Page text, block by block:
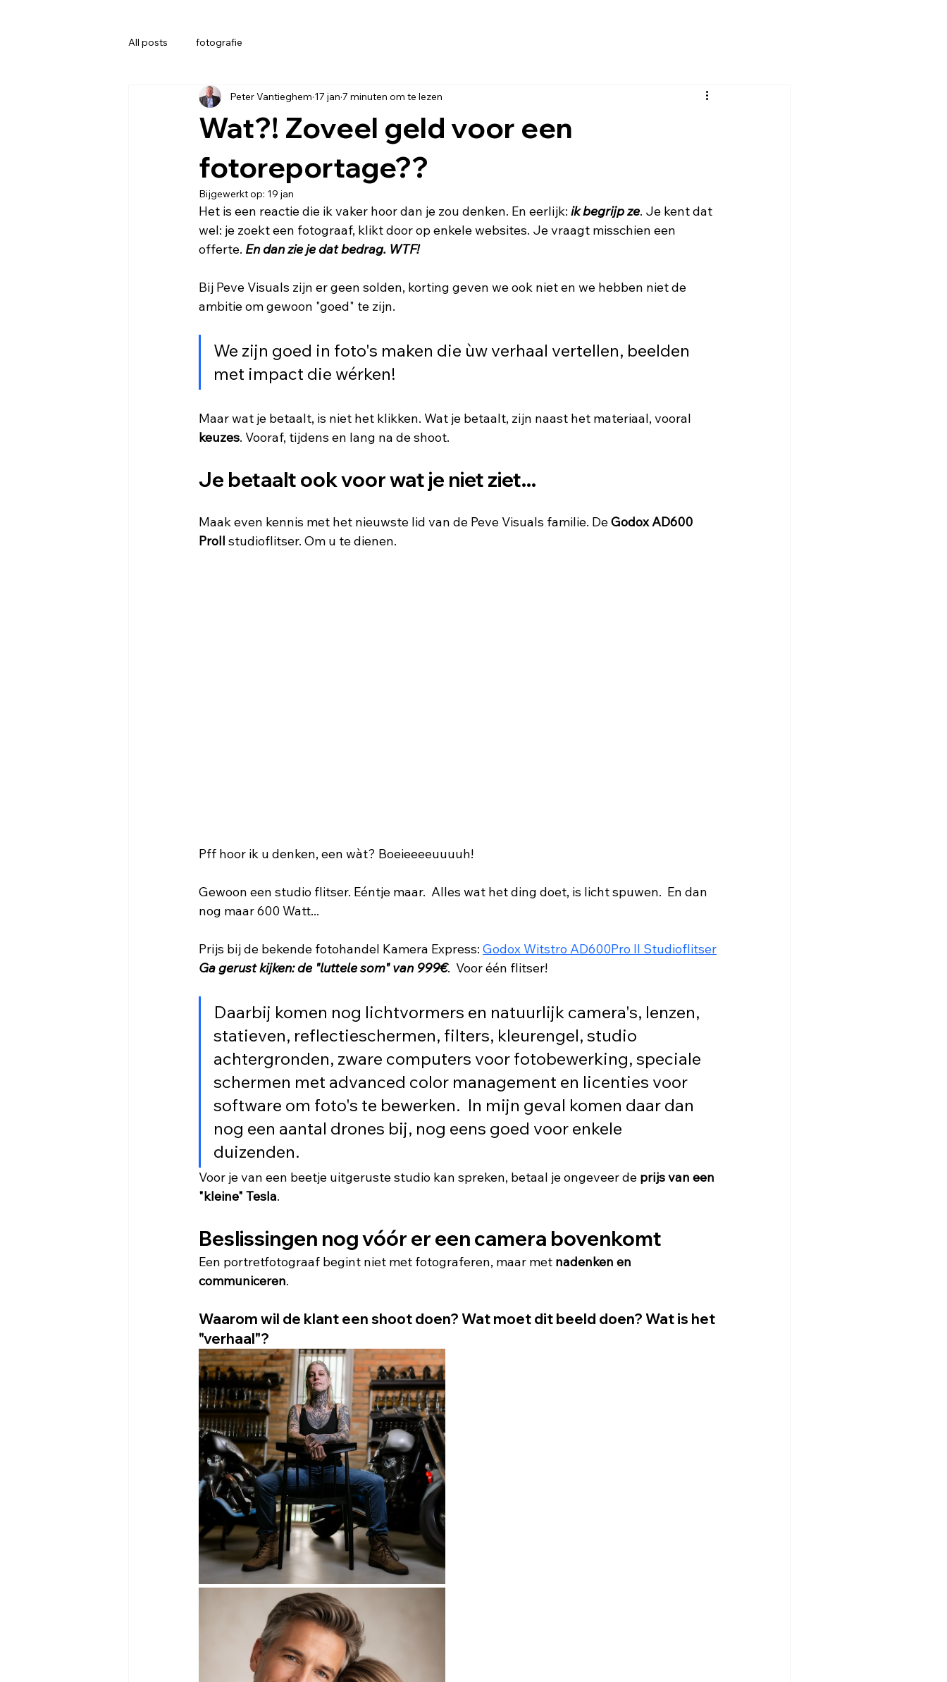
All posts fotografie
Wat?! Zoveel geld voor een
fotoreportage??
Peter Vantieghem 17 jan 7 minuten om te lezen
Bijgewerkt op: 19 jan
Het is een reactie die ik vaker hoor dan je zou denken. En eerlijk: ik begrijp ze. Je kent dat
wel: je zoekt een fotograaf, klikt door op enkele websites. Je vraagt misschien een
offerte. En dan zie je dat bedrag. WTF!
Bij Peve Visuals zijn er geen solden, korting geven we ook niet en we hebben niet de
ambitie om gewoon "goed" te zijn.
We zijn goed in foto's maken die ùw verhaal vertellen, beelden
met impact die wérken!
Maar wat je betaalt, is niet het klikken. Wat je betaalt, zijn naast het materiaal, vooral
keuzes. Vooraf, tijdens en lang na de shoot.
Je betaalt ook voor wat je niet ziet...
Maak even kennis met het nieuwste lid van de Peve Visuals familie. De Godox AD600
ProII studioflitser. Om u te dienen.
Pff hoor ik u denken, een wàt? Boeieeeeuuuuh!
Gewoon een studio flitser. Eéntje maar.  Alles wat het ding doet, is licht spuwen.  En dan
nog maar 600 Watt...
Prijs bij de bekende fotohandel Kamera Express: Godox Witstro AD600Pro II Studioflitser
Ga gerust kijken: de "luttele som" van 999€.  Voor één flitser!
Daarbij komen nog lichtvormers en natuurlijk camera's, lenzen,
statieven, reflectieschermen, filters, kleurengel, studio
achtergronden, zware computers voor fotobewerking, speciale
schermen met advanced color management en licenties voor
software om foto's te bewerken.  In mijn geval komen daar dan
nog een aantal drones bij, nog eens goed voor enkele
duizenden.
Voor je van een beetje uitgeruste studio kan spreken, betaal je ongeveer de prijs van een
"kleine" Tesla.
Beslissingen nog vóór er een camera bovenkomt
Een portretfotograaf begint niet met fotograferen, maar met nadenken en
communiceren.
Waarom wil de klant een shoot doen? Wat moet dit beeld doen? Wat is het
"verhaal"?